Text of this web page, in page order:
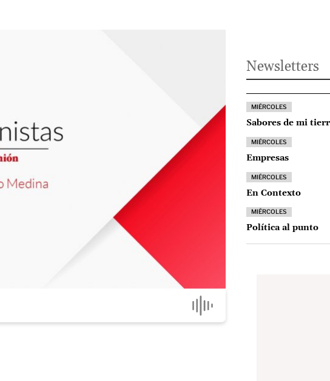
Newsletters
MIÉRCOLES
Sabores de mi
MIÉRCOLES
Empresas
MIÉRCOLES
En Contexto
MIÉRCOLES
Política al punto